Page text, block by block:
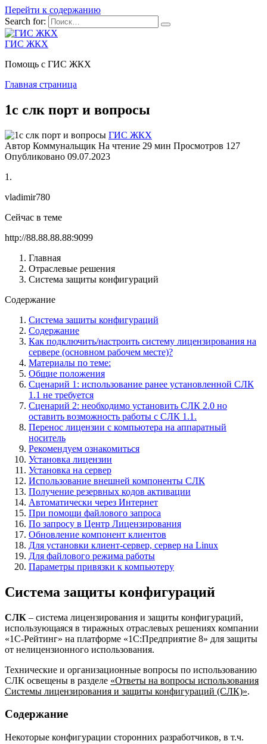
Перейти к содержанию
Search for:
ГИС ЖКХ
Помощь с ГИС ЖКХ
Главная страница
1с слк порт и вопросы
ГИС ЖКХ
Автор Коммунальщик На чтение 29 мин Просмотров 127
Опубликовано 09.07.2023
1.
vladimir780
Сейчас в теме
http://88.88.88.88:9099
Главная
Отраслевые решения
Система защиты конфигураций
Содержание
Система защиты конфигураций
Содержание
Как подключить/настроить систему лицензирования на
сервере (основном рабочем месте)?
Материалы по теме:
Общие положения
Сценарий 1: использование ранее установленной СЛК
1.1 не требуется
Сценарий 2: необходимо установить СЛК 2.0 но
оставить возможность работы с СЛК 1.1.
Перенос лицензии с компьютера на аппаратный
носитель
Рекомендуем ознакомиться
Установка лицензии
Установка на сервер
Использование внешней компоненты СЛК
Получение резервных кодов активации
Автоматически через Интернет
При помощи файлового запроса
По запросу в Центр Лицензирования
Обновление компонент клиентов
Для установки клиент-сервер, сервер на Linux
Для файлового режима работы
Параметры привязки к компьютеру
Система защиты конфигураций
СЛК – система лицензирования и защиты конфигураций,
использующаяся в тиражных отраслевых решениях компании
«1С-Рейтинг» на платформе «1С:Предприятие 8» для защиты
от нелицензионного использования.
Технические и организационные вопросы по использованию
СЛК освещены в разделе «Ответы на вопросы использования
Системы лицензирования и защиты конфигураций (СЛК)».
Содержание
Некоторые конфигурации сторонних разработчиков, в т.ч.